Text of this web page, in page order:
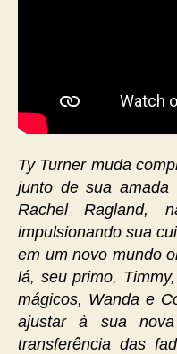
Ty Turner muda
junto de sua amada
Rachel Ragland,
impulsionando sua
em um novo mundo
lá, seu primo,
mágicos, Wanda e
ajustar à sua
transferência das